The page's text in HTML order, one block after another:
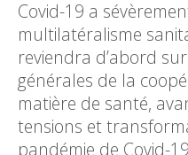
Covid-19 a
multilatéralisme
reviendra d’abord
générales de la
matière de santé,
tensions et
pandémie de Covid-